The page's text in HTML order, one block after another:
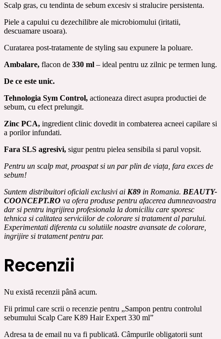
Scalp gras, cu tendinta de sebum excesiv si stralucire persistenta.
Piele a capului cu dezechilibre ale microbiomului (iritatii,
descuamare usoara).
Curatarea post-tratamente de styling sau expunere la poluare.
Ambalare, flacon de 330 ml – ideal pentru uz zilnic pe termen lung.
De ce este unic.
Tehnologia Sym Control, actioneaza direct asupra productiei de
sebum, cu efect prelungit.
Zinc PCA, ingredient clinic dovedit in combaterea acneei capilare si
a porilor infundati.
Fara SLS agresivi, sigur pentru pielea sensibila si parul vopsit.
Pentru un scalp mat, proaspat si un par plin de viața, fara exces de
sebum!
Suntem distribuitori oficiali exclusivi ai K89 in Romania. BEAUTY-
COONCEPT.RO va ofera produse pentru afacerea dumneavoastra
dar si pentru ingrijirea profesionala la domiciliu care sporesc
tehnica si calitatea serviciilor de colorare si tratament al parului.
Experimentati diferenta cu solutiile noastre avansate de colorare,
ingrijire si tratament pentru par.
Recenzii
Nu există recenzii până acum.
Fii primul care scrii o recenzie pentru „Sampon pentru controlul
sebumului Scalp Care K89 Hair Expert 330 ml”
Adresa ta de email nu va fi publicată. Câmpurile obligatorii sunt